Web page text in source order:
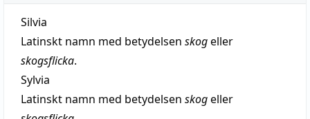
Silvia
Latinskt namn med betydelsen skogeller
skogsflicka.
Sylvia
Latinskt namn med betydelsen skogeller